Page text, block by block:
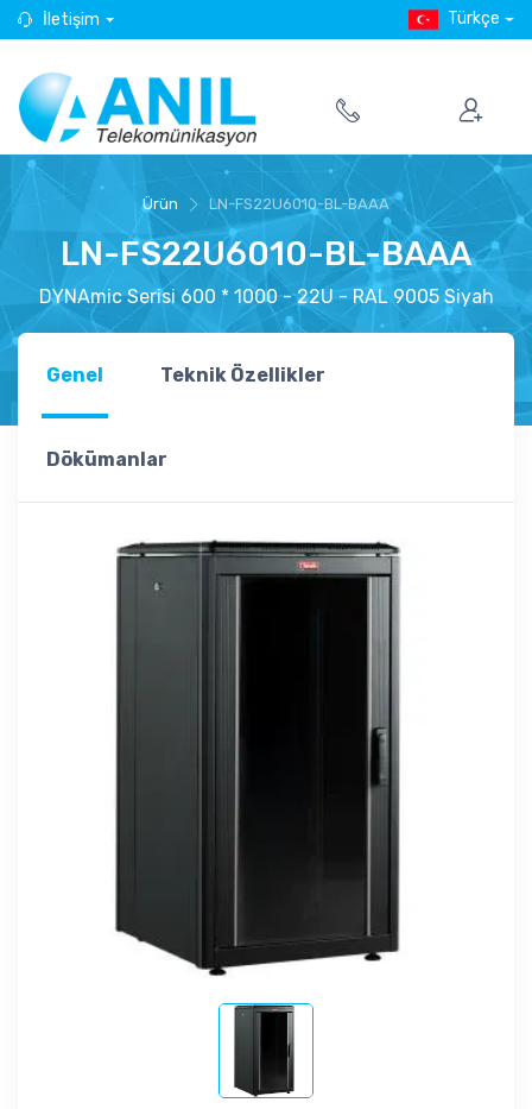
İletişim Türkçe
Ürün LN-FS22U6010-BL-BAAA
LN-FS22U6010-BL-BAAA
DYNAmic Serisi 600 * 1000 - 22U - RAL 9005 Siyah
Genel Teknik Özellikler
Dökümanlar